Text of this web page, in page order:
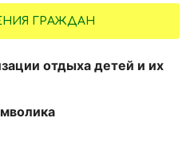
ГРАЖДАН
отдыха детей и их